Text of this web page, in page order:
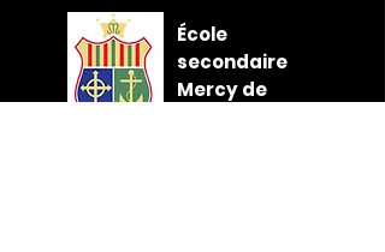
École
secondaire
Mercy de